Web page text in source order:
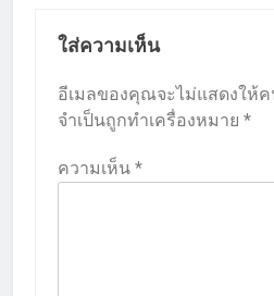
ใส่ความเห็น
อีเมลของคุณจะไม่แสดงให้
จำเป็นถูกทำเครื่องหมาย *
ความเห็น *